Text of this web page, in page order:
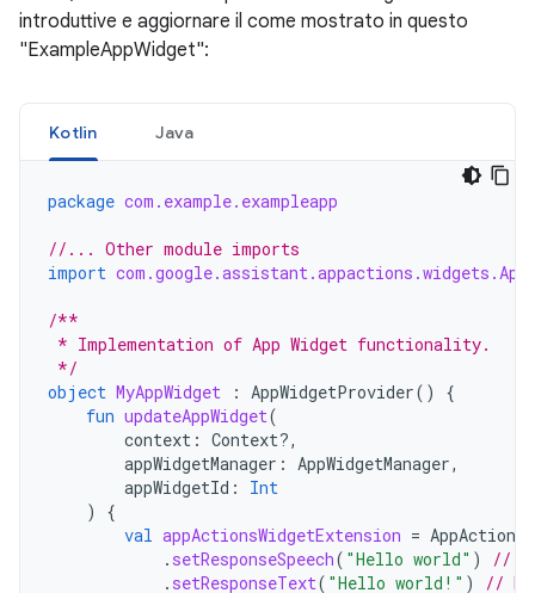
introduttive e aggiornare il come mostrato in questo
"ExampleAppWidget":
Kotlin Java
package com.example.exampleapp
//... Other module imports
import
/**
* Implementation of App Widget functionality.
*/
object MyAppWidget : AppWidgetProvider()
{
fun updateAppWidget(
context : Context?,
appWidgetManager : AppWidgetManager,
appWidgetId :
Int
)
{
val appActionsWidgetExtension =
. setResponseSpeech( "Hello world" )
//
. setResponseText( "Hello world!" )
//